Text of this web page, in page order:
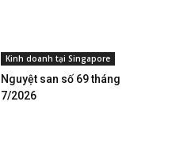
Kinh doanh tại Singapore
Nguyệt san số 69 tháng
7/2026